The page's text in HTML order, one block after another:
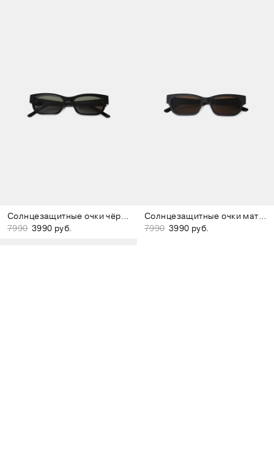
Солнцезащитные очки чёрные
7990 3990 руб.
Солнцезащитные очки матовые чёрные
7990 3990 руб.